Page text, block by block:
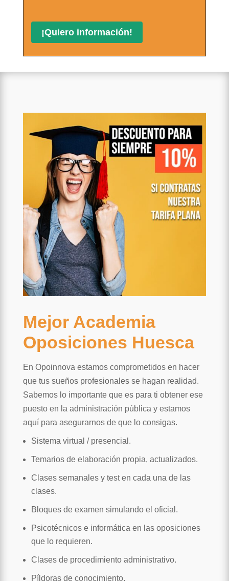
Mejor Academia
Oposiciones Huesca
En Opoinnova estamos comprometidos en hacer
que tus sueños profesionales se hagan realidad.
Sabemos lo importante que es para ti obtener ese
puesto en la administración pública y estamos
aquí para asegurarnos de que lo consigas.
Sistema virtual / presencial.
Temarios de elaboración propia, actualizados.
Clases semanales y test en cada una de las
clases.
Bloques de examen simulando el oficial.
Psicotécnicos e informática en las oposiciones
que lo requieren.
Clases de procedimiento administrativo.
Píldoras de conocimiento.